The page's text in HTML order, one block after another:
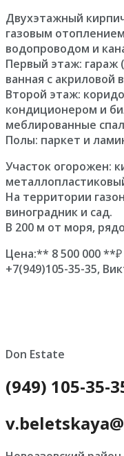
Двухэтажный
газовым
водопроводом и
Первый этаж: гараж
ванная с акриловой
Второй этаж:
кондиционером и
меблированные
Полы: паркет и
Участок огорожен:
На территории
виноградник и сад.
В 200 м от моря,
Цена:** 8 500 000
+7(949)105-35-35,
Don Estate
(949) 105-35-